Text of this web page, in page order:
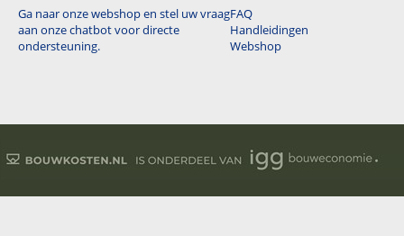
Ga naar onze webshop en stel uw vraag
aan onze chatbot voor directe
ondersteuning.
FAQ
Handleidingen
Webshop